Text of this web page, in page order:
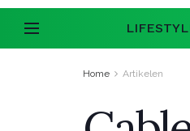
Home Artikelen